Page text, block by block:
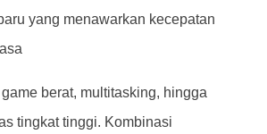
yang menawarkan kecepatan
berat, multitasking, hingga
tingkat tinggi. Kombinasi